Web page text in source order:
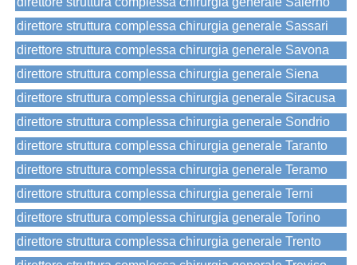
direttore struttura complessa chirurgia generale Sassari
direttore struttura complessa chirurgia generale Savona
direttore struttura complessa chirurgia generale Siena
direttore struttura complessa chirurgia generale Siracusa
direttore struttura complessa chirurgia generale Sondrio
direttore struttura complessa chirurgia generale Taranto
direttore struttura complessa chirurgia generale Teramo
direttore struttura complessa chirurgia generale Terni
direttore struttura complessa chirurgia generale Torino
direttore struttura complessa chirurgia generale Trento